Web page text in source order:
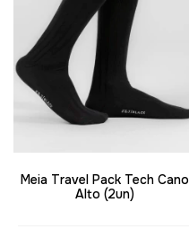
Meia Travel Pack Tech Cano
Alto (2un)